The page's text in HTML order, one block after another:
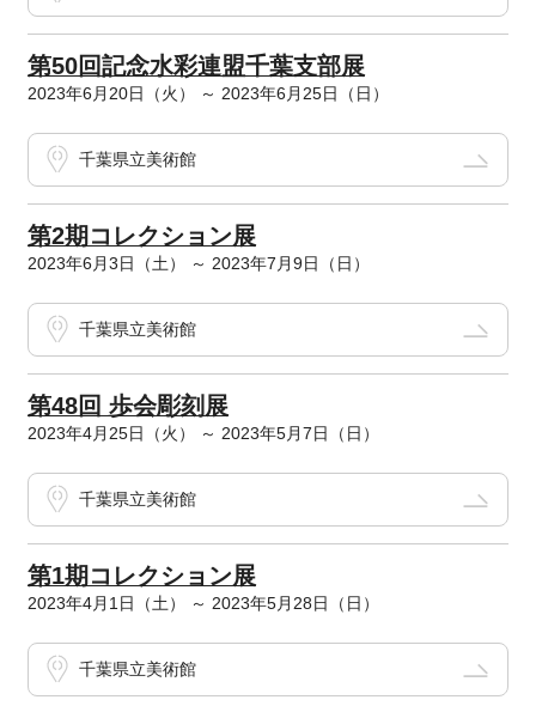
第50回記念水彩連盟千葉支部展
2023年6月20日（火） ～ 2023年6月25日（日）
千葉県立美術館
第2期コレクション展
2023年6月3日（土） ～ 2023年7月9日（日）
千葉県立美術館
第48回 歩会彫刻展
2023年4月25日（火） ～ 2023年5月7日（日）
千葉県立美術館
第1期コレクション展
2023年4月1日（土） ～ 2023年5月28日（日）
千葉県立美術館